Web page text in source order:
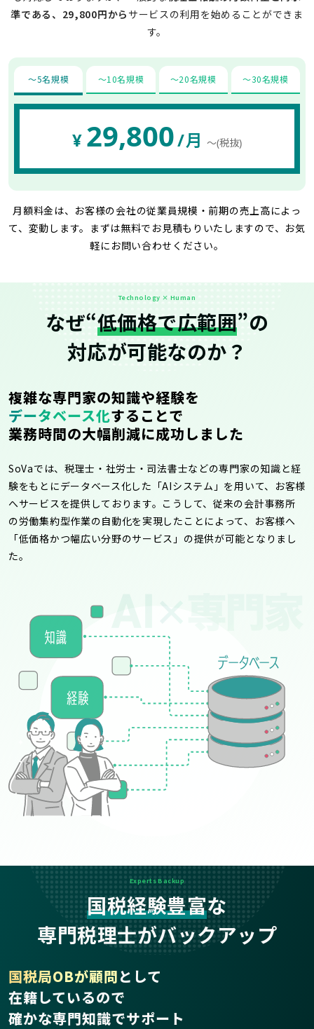
準である、29,800円から サービスの利用を始めることができま
す。
〜5名規模 〜10名規模 〜20名規模 〜30名規模
¥ 29,800/月 〜(税抜)
月額料金は、お客様の会社の従業員規模・前期の売上高によっ
て、変動します。 まずは無料でお見積もりいたしますので、お気
軽にお問い合わせください。
Technology × Human
なぜ“低価格で広範囲”の
対応が可能なのか？
複雑な専門家の知識や経験を
データベース化することで
業務時間の大幅削減に成功しました
SoVaでは、税理士・社労士・司法書士などの専門家の知識と経
験をもとにデータベース化した「AIシステム」を用いて、お客様
へサービスを提供しております。こうして、従来の会計事務所
の労働集約型作業の自動化を実現したことによって、お客様へ
「低価格かつ幅広い分野のサービス」の提供が可能となりまし
た。
Experts Backup
国税経験豊富な
専門税理士がバックアップ
国税局OBが顧問として
在籍しているので
確かな専門知識でサポート